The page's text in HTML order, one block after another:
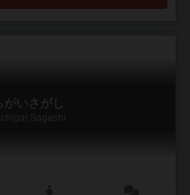
がいさがし
Sagashi